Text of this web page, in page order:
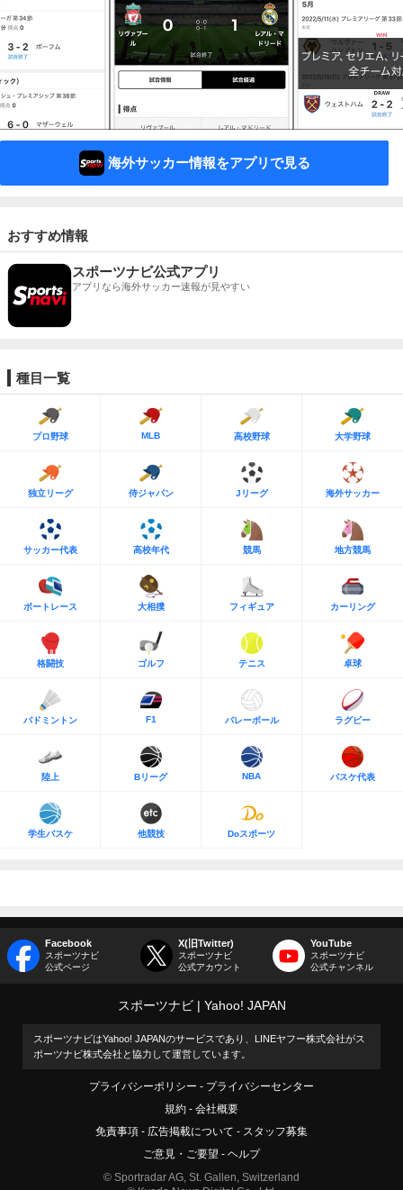
海外サッカー情報をアプリで見る
おすすめ情報
スポーツナビ公式アプリ
アプリなら海外サッカー速報が見やすい
種目一覧
プロ野球 MLB 高校野球 大学野球
独立リーグ 侍ジャパン Jリーグ 海外サッカー
サッカー代表 高校年代 競馬 地方競馬
ボートレース 大相撲 フィギュア カーリング
格闘技 ゴルフ テニス 卓球
バドミントン F1 バレーボール ラグビー
陸上 Bリーグ NBA バスケ代表
学生バスケ 他競技 Doスポーツ
Facebook
スポーツナビ
公式ページ
X(旧Twitter)
スポーツナビ
公式アカウント
YouTube
スポーツナビ
公式チャンネル
スポーツナビ Yahoo! JAPAN
スポーツナビはYahoo! JAPANのサービスであり、LINEヤフー株式会社がス
ポーツナビ株式会社と協力して運営しています。
プライバシーポリシー
プライバシーセンター
規約
会社概要
免責事項
広告掲載について
スタッフ募集
ご意見・ご要望
ヘルプ
© Sportradar AG, St. Gallen, Switzerland